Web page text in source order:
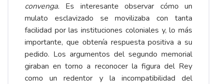
convenga. Es interesante observar cómo un
mulato esclavizado se movilizaba con tanta
facilidad por las instituciones coloniales y, lo más
importante, que obtenía respuesta positiva a su
pedido. Los argumentos del segundo memorial
giraban en torno a reconocer la figura del Rey
como un redentor y la incompatibilidad del